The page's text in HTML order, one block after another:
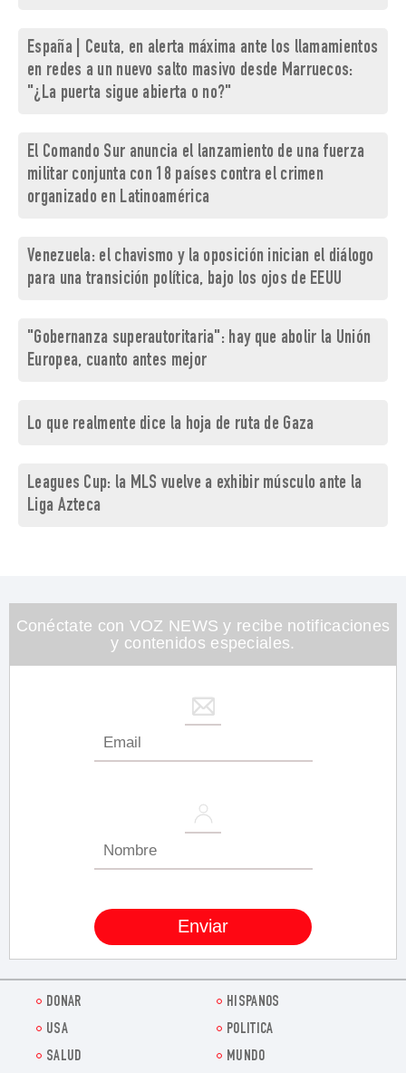
España | Ceuta, en alerta máxima ante los llamamientos
en redes a un nuevo salto masivo desde Marruecos:
"¿La puerta sigue abierta o no?"
El Comando Sur anuncia el lanzamiento de una fuerza
militar conjunta con 18 países contra el crimen
organizado en Latinoamérica
Venezuela: el chavismo y la oposición inician el diálogo
para una transición política, bajo los ojos de EEUU
"Gobernanza superautoritaria": hay que abolir la Unión
Europea, cuanto antes mejor
Lo que realmente dice la hoja de ruta de Gaza
Leagues Cup: la MLS vuelve a exhibir músculo ante la
Liga Azteca
Conéctate con VOZ NEWS y recibe notificaciones
y contenidos especiales.
DONAR
HISPANOS
USA
POLITICA
SALUD
MUNDO